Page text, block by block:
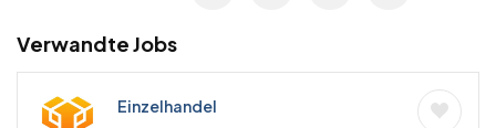
Verwandte Jobs
Einzelhandel